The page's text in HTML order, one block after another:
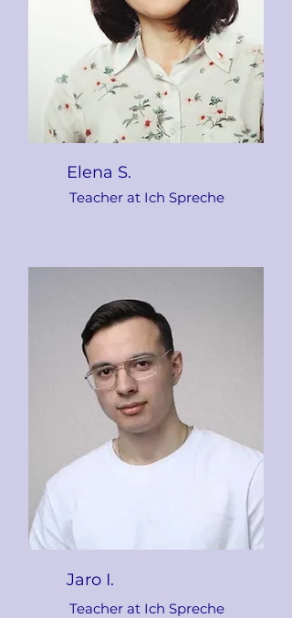
Elena S.
Teacher at Ich Spreche
Jaro I.
Teacher at Ich Spreche